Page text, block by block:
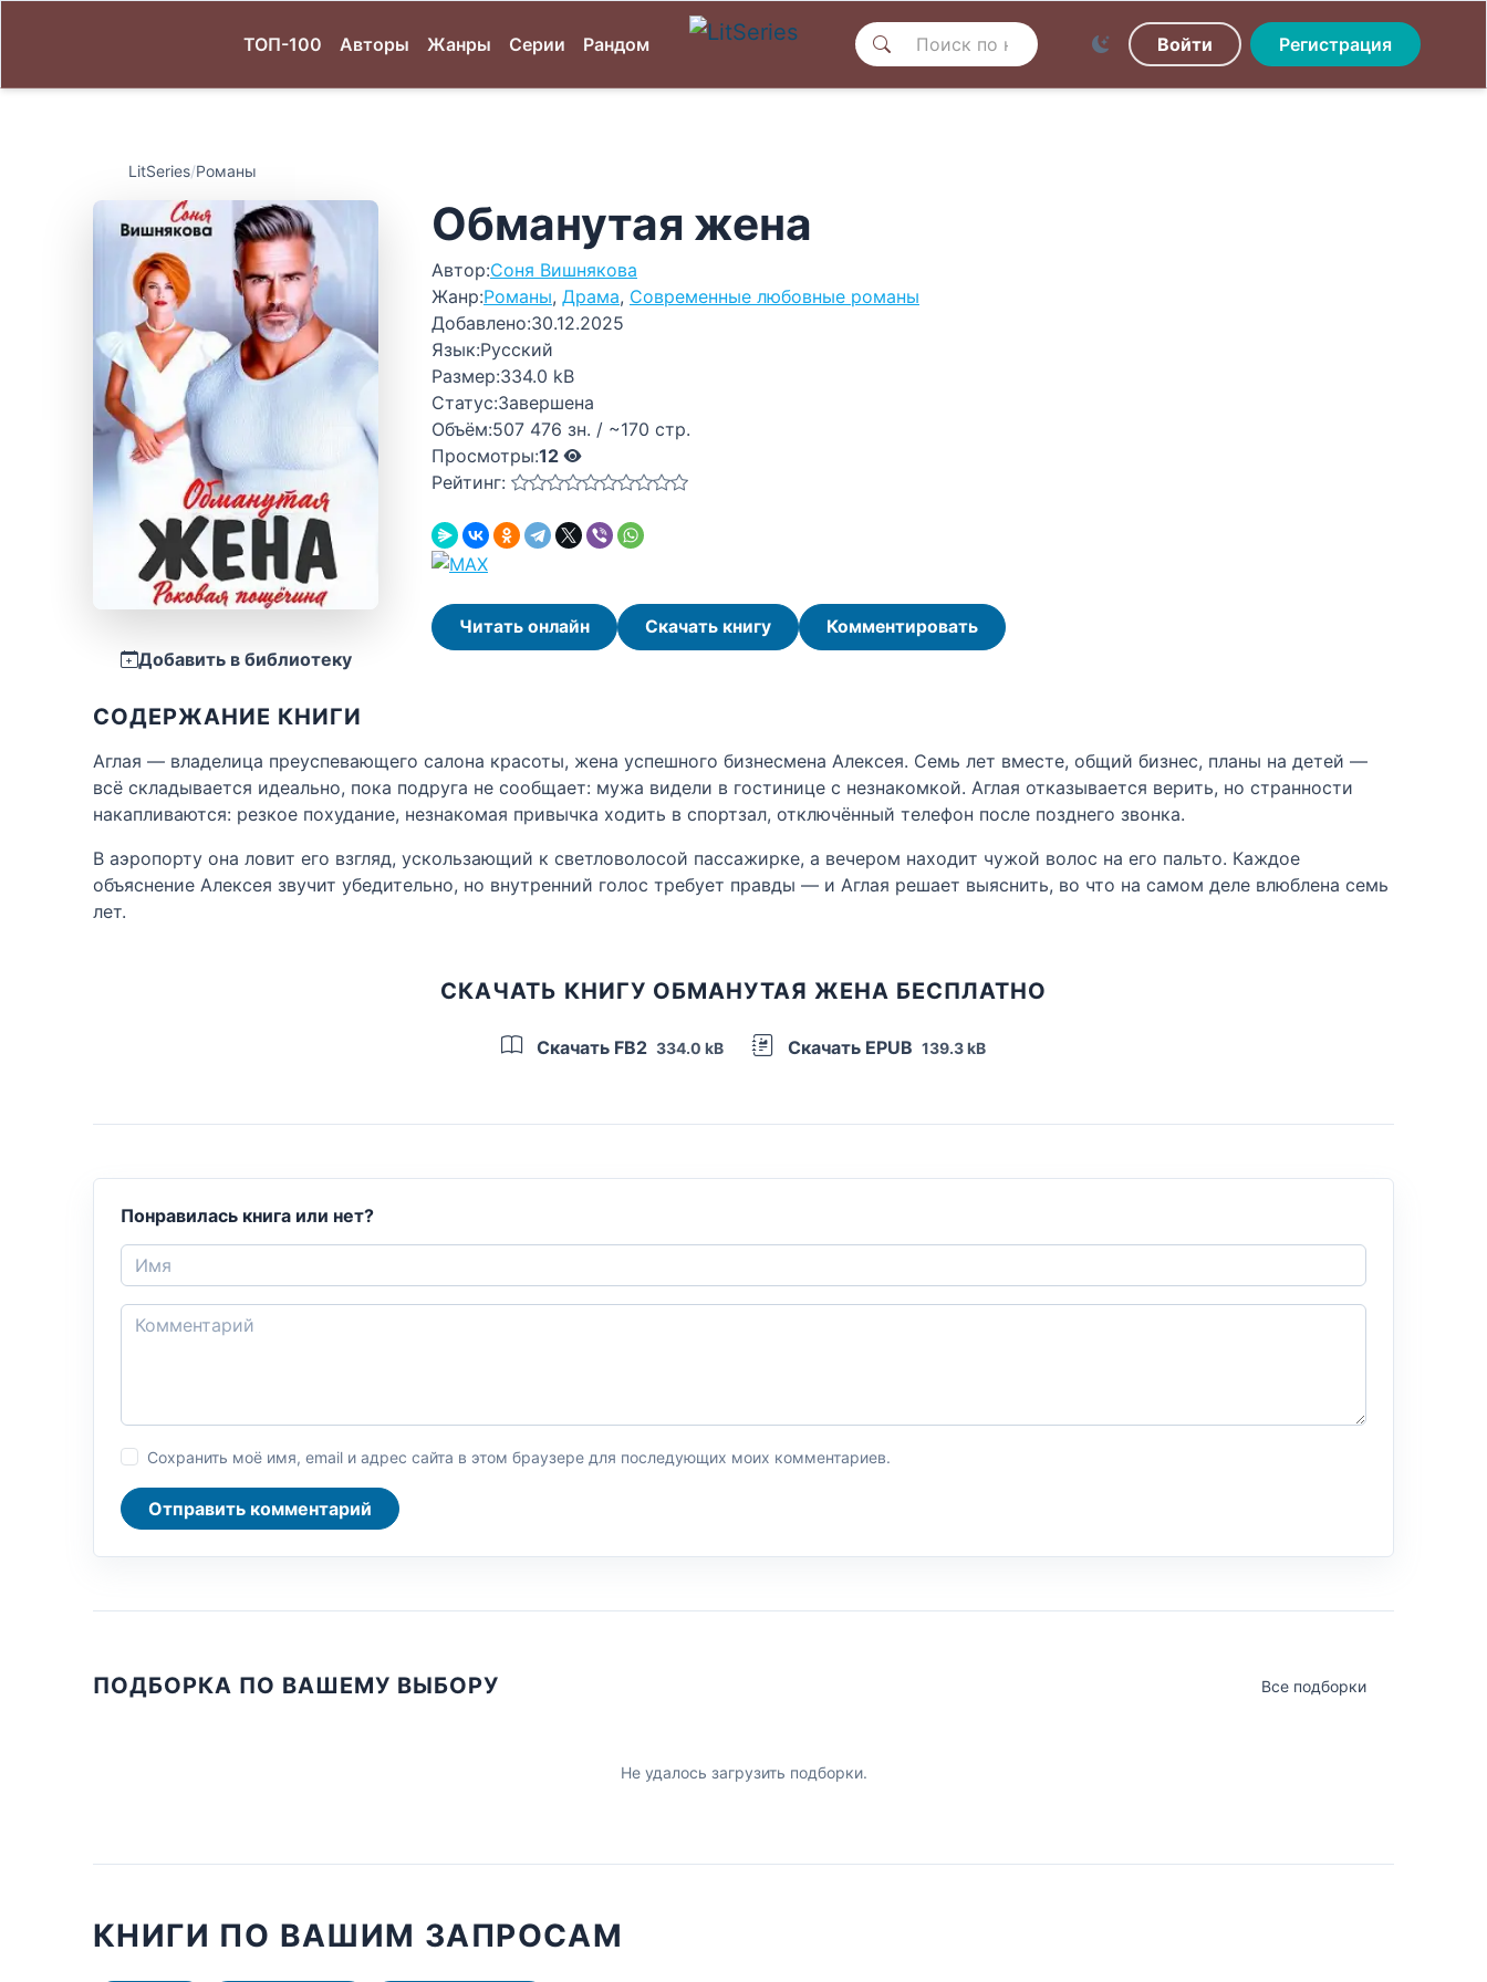
ТОП-100 Авторы Жанры Серии Рандом Войти Регистрация
LitSeries/Романы
Добавить в библиотеку
Обманутая жена
Автор:Соня Вишнякова
Жанр:Романы, Драма, Современные любовные романы
Добавлено:30.12.2025
Язык:Русский
Размер:334.0 kB
Статус:Завершена
Объём:507 476 зн. / ~170 стр.
Просмотры:12
Рейтинг:
Читать онлайн Скачать книгу Комментировать
СОДЕРЖАНИЕ КНИГИ
Аглая — владелица преуспевающего салона красоты, жена успешного бизнесмена Алексея. Семь лет вместе, общий бизнес, планы на детей —
всё складывается идеально, пока подруга не сообщает: мужа видели в гостинице с незнакомкой. Аглая отказывается верить, но странности
накапливаются: резкое похудание, незнакомая привычка ходить в спортзал, отключённый телефон после позднего звонка.
В аэропорту она ловит его взгляд, ускользающий к светловолосой пассажирке, а вечером находит чужой волос на его пальто. Каждое
объяснение Алексея звучит убедительно, но внутренний голос требует правды — и Аглая решает выяснить, во что на самом деле влюблена семь
лет.
СКАЧАТЬ КНИГУ ОБМАНУТАЯ ЖЕНА БЕСПЛАТНО
Скачать FB2 334.0 kB Скачать EPUB 139.3 kB
Понравилась книга или нет?
Сохранить моё имя, email и адрес сайта в этом браузере для последующих моих комментариев.
Отправить комментарий
ПОДБОРКА ПО ВАШЕМУ ВЫБОРУ Все подборки
Не удалось загрузить подборки.
КНИГИ ПО ВАШИМ ЗАПРОСАМ